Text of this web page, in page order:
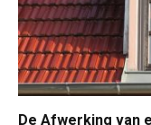
De Afwerking van